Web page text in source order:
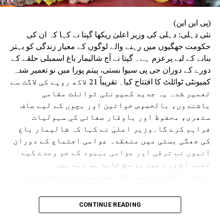
(پی این این)
نئی دہلی: دہلی کی وزیر اعلیٰ ریکھا گپتا نے کہا کہ ان کی
حکومت جھگیوں میں رہنے والے لوگوں کے معیار زندگی کو بہتر
بنانے کے لیے پرعزم ہے۔ گپتا نے آج شالیمار باغ اسمبلی حلقے کے
دورے کے دوران جی پی سیوا بستی، پیتم پورا میں نو تعمیر شدہ
کمیونٹی ٹوائلٹ کا افتتاح کیا۔ تقریباً 21 لاکھ روپے کی لاگت سے
تعمیر شدہ یہ جدید کمیونٹی ٹوائلٹ مقامی
باشندوں، بالخصوص خواتین اور بچوں کے لیے صاف
ستھری، محفوظ اور باوقار صفائی کی سہولیات
فراہم کرے گا۔وزیر اعلیٰ نے کہا کہ شالیمار باغ
کی جھگی بستی میں منعقدہ عوامی اجتماع کے دوران
انہوں نے ترقی اور عوامی بہبود کے جو وعدے کیے
تھے، آج وہ زمین پر سچ ثابت ہو رہے ہیں۔
سستا اور تغذیہ بخش کھانا فراہم کرنے کے لیے اٹل
کینٹین، پانی کی نئی پائپ لائن، سی سی ٹی وی
CONTINUE READING